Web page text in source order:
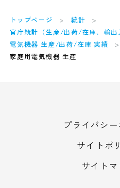
トップページ
統計
官庁統計（生産/出荷/在庫、輸出
電気機器 生産/出荷/在庫 実績
家庭用電気機器 生産
プライバシ
サイトポ
サイト